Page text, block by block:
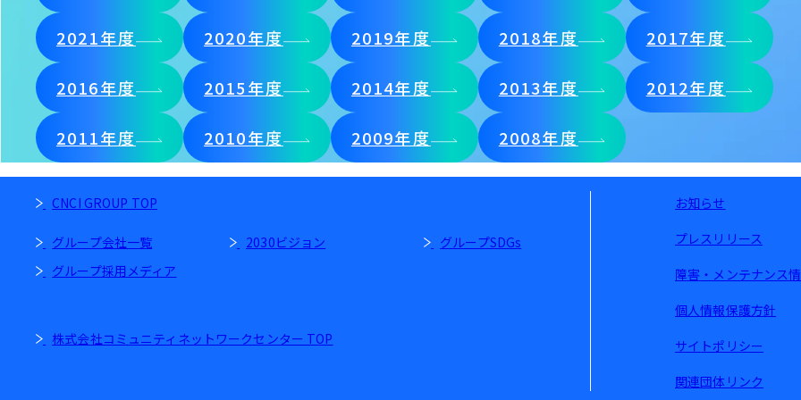
2021年度 2020年度 2019年度 2018年度 2017年度
2016年度 2015年度 2014年度 2013年度 2012年度
2011年度 2010年度 2009年度 2008年度
CNCI GROUP TOP
グループ会社一覧 2030ビジョン
グループSDGs
グループ採用メディア
株式会社コミュニティネットワークセンター TOP
お知らせ
プレスリリース
障害・メンテナンス
個人情報保護方針
サイトポリシー
関連団体リンク